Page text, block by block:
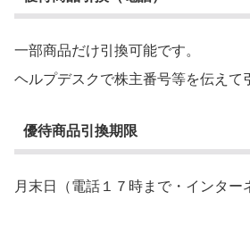
一部商品だけ引換可能です。
ヘルプデスクで株主番号等を伝えて
優待商品引換期限
月末日（電話１７時まで・インター